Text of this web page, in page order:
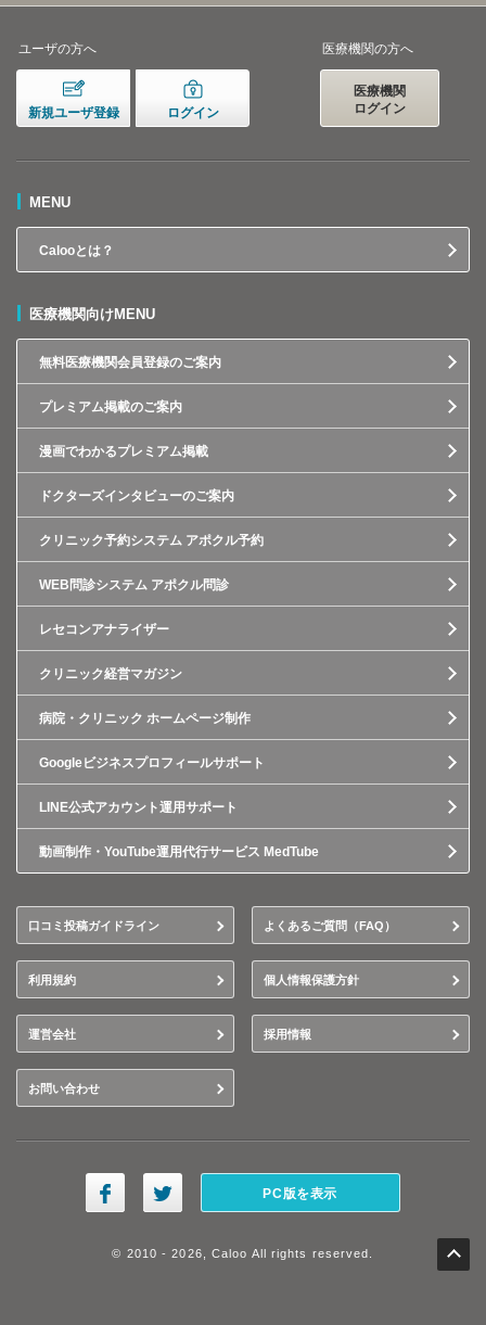
ユーザの方へ
新規ユーザ登録 ログイン
医療機関の方へ
医療機関
ログイン
MENU
Calooとは？
医療機関向けMENU
無料医療機関会員登録のご案内
プレミアム掲載のご案内
漫画でわかるプレミアム掲載
ドクターズインタビューのご案内
クリニック予約システム アポクル予約
WEB問診システム アポクル問診
レセコンアナライザー
クリニック経営マガジン
病院・クリニック ホームページ制作
Googleビジネスプロフィールサポート
LINE公式アカウント運用サポート
動画制作・YouTube運用代行サービス MedTube
口コミ投稿ガイドライン よくあるご質問（FAQ）
利用規約 個人情報保護方針
運営会社 採用情報
お問い合わせ
PC版を表示
© 2010 - 2026, Caloo All rights reserved.